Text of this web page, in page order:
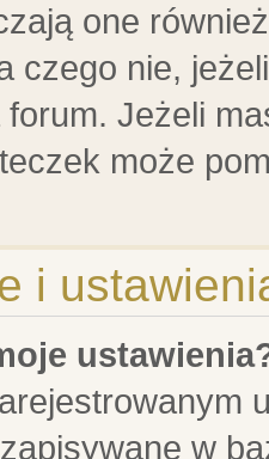
one
czego nie,
Jeżeli
może
i
w